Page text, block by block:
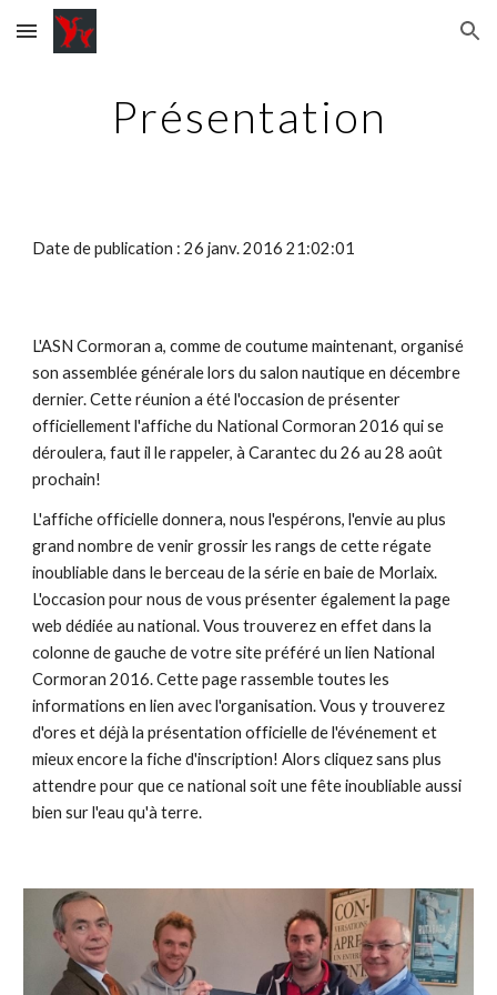
Skip to main content Skip to navigation
Présentation
Date de publication : 26 janv. 2016 21:02:01
L'ASN Cormoran a, comme de coutume maintenant, organisé
son assemblée générale lors du salon nautique en décembre
dernier. Cette réunion a été l'occasion de présenter
officiellement l'affiche du National Cormoran 2016 qui se
déroulera, faut il le rappeler, à Carantec du 26 au 28 août
prochain!
L'affiche officielle donnera, nous l'espérons, l'envie au plus
grand nombre de venir grossir les rangs de cette régate
inoubliable dans le berceau de la série en baie de Morlaix.
L'occasion pour nous de vous présenter également la page
web dédiée au national. Vous trouverez en effet dans la
colonne de gauche de votre site préféré un lien National
Cormoran 2016. Cette page rassemble toutes les
informations en lien avec l'organisation. Vous y trouverez
d'ores et déjà la présentation officielle de l'événement et
mieux encore la fiche d'inscription! Alors cliquez sans plus
attendre pour que ce national soit une fête inoubliable aussi
bien sur l'eau qu'à terre.